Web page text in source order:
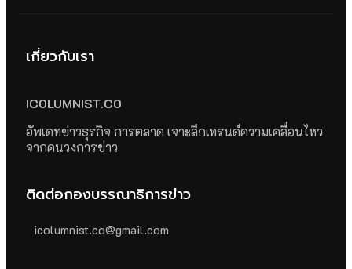
เกี่ยวกับเรา
ICOLUMNIST.CO
อัพเดทข่าวธุรกิจ การตลาด เจาะลึกเทรนด์ความเคลื่อนไหว
จากคนวงการข่าว
ติดต่อกองบรรณาธิการข่าว
icolumnist.co@gmail.com